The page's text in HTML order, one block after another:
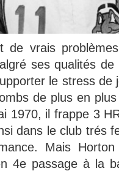
de vrais
ses qualités de
le stress de
de plus en
1970, il frappe 3
dans le club trés
Mais
4e passage à la